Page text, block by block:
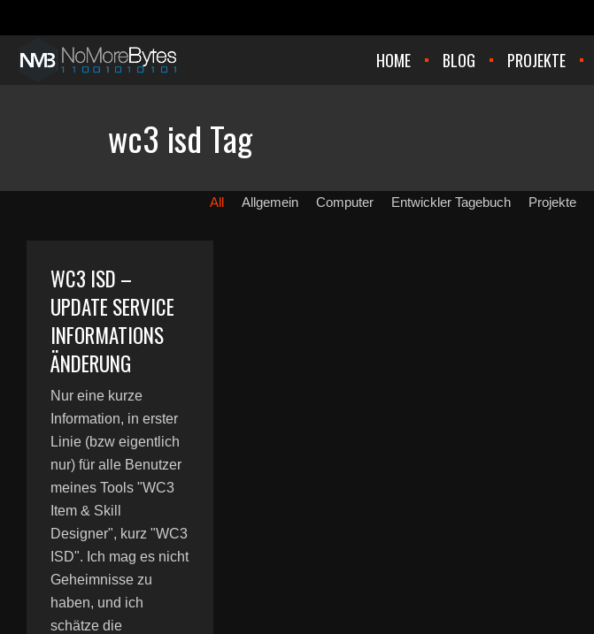
HOME BLOG PROJEKTE
wc3 isd Tag
All Allgemein Computer Entwickler Tagebuch Projekte
WC3 ISD –
UPDATE SERVICE
INFORMATIONS
ÄNDERUNG
Nur eine kurze
Information, in erster
Linie (bzw eigentlich
nur) für alle Benutzer
meines Tools "WC3
Item & Skill
Designer", kurz "WC3
ISD". Ich mag es nicht
Geheimnisse zu
haben, und ich
schätze die